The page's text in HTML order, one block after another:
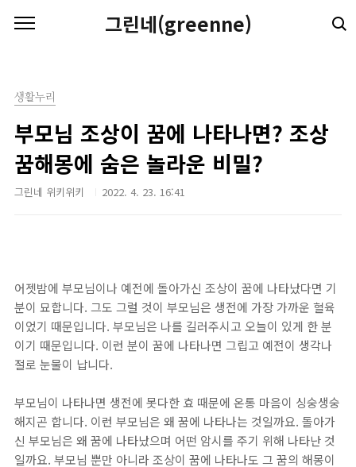
그린네(greenne)
생활누리
부모님 조상이 꿈에 나타나면? 조상
꿈해몽에 숨은 놀라운 비밀?
그린네 위키위키 2022. 4. 23. 16:41
어젯밤에 부모님이나 예전에 돌아가신 조상이 꿈에 나타났다면 기
분이 묘합니다. 그도 그럴 것이 부모님은 생전에 가장 가까운 혈육
이었기 때문입니다. 부모님은 나를 길러주시고 오늘이 있게 한 분
이기 때문입니다. 이런 분이 꿈에 나타나면 그립고 예전이 생각나
절로 눈물이 납니다.
부모님이 나타나면 생전에 못다한 효 때문에 온통 마음이 싱숭생숭
해지곤 합니다. 이런 부모님은 왜 꿈에 나타나는 것일까요. 돌아가
신 부모님은 왜 꿈에 나타났으며 어떤 암시를 주기 위해 나타난 것
일까요. 부모님 뿐만 아니라 조상이 꿈에 나타나도 그 꿈의 해몽이